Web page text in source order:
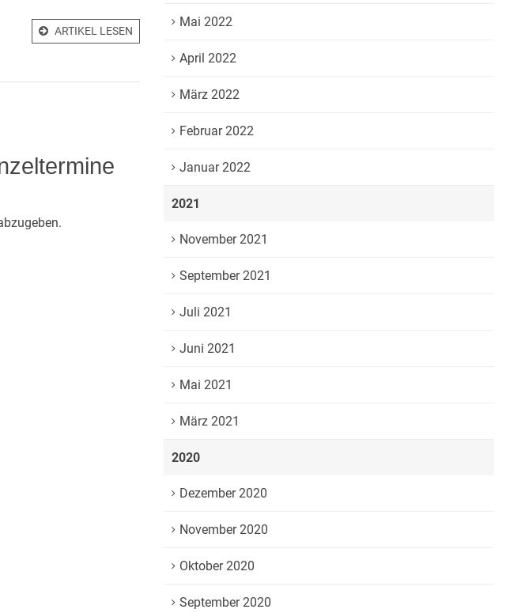
ARTIKEL LESEN
Mai 2022
April 2022
März 2022
Februar 2022
Januar 2022
2021
November 2021
September 2021
Juli 2021
Juni 2021
Mai 2021
März 2021
2020
Dezember 2020
November 2020
Oktober 2020
September 2020